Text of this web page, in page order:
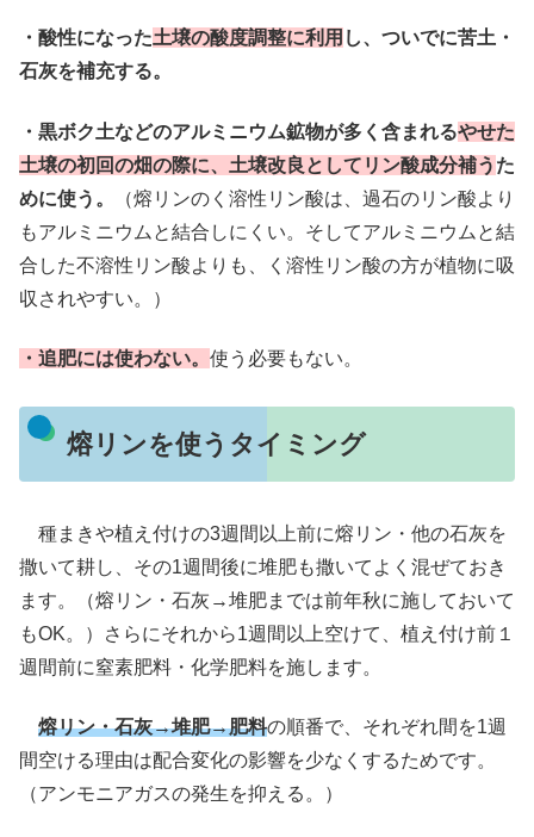
・酸性になった土壌の酸度調整に利用 し、ついでに苦土・
石灰を補充する。
・黒ボク土などのアルミニウム鉱物が多く含まれるやせた
土壌の初回の畑の際に、土壌改良としてリン酸成分補う た
めに使う。
（熔リンのく溶性リン酸は、過石のリン酸より
もアルミニウムと結合しにくい。そしてアルミニウムと結
合した不溶性リン酸よりも、く溶性リン酸の方が植物に吸
収されやすい。）
・追肥には使わない。 使う必要もない。
熔リンを使うタイミング
種まきや植え付けの3週間以上前に熔リン・他の石灰を
撒いて耕し、その1週間後に堆肥も撒いてよく混ぜておき
ます。（熔リン・石灰→堆肥までは前年秋に施しておいて
もOK。）さらにそれから1週間以上空けて、植え付け前１
週間前に窒素肥料・化学肥料を施します。
熔リン・石灰→堆肥→肥料の順番で、それぞれ間を1週
間空ける理由は配合変化の影響を少なくするためです。
（アンモニアガスの発生を抑える。）